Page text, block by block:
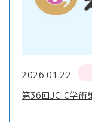
2026.01.22
第36回JCIC学術